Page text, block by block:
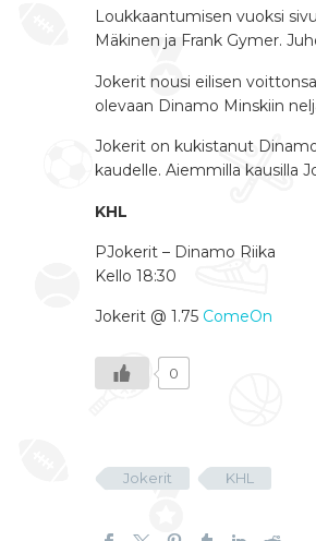
Loukkaantumisen vuoksi
Mäkinen ja Frank Gymer.
Jokerit nousi eilisen
olevaan Dinamo Minskiin
Jokerit on kukistanut
kaudelle. Aiemmilla kausilla
KHL
PJokerit – Dinamo Riika
Kello 18:30
Jokerit @ 1.75 ComeOn
0
Jokerit KHL